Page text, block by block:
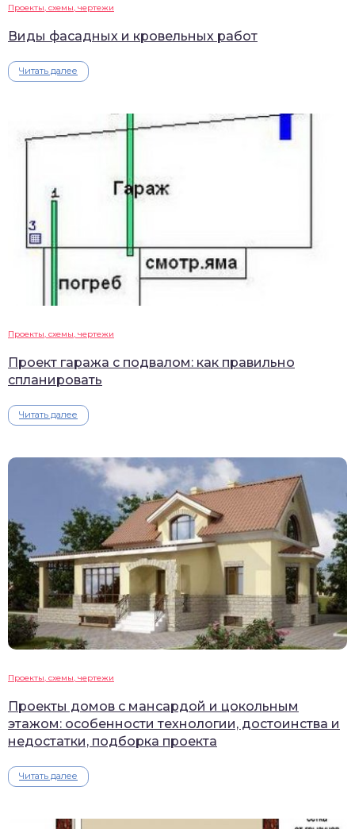
Проекты, схемы, чертежи
Виды фасадных и кровельных работ
Читать далее
Проекты, схемы, чертежи
Проект гаража с подвалом: как правильно
спланировать
Читать далее
Проекты, схемы, чертежи
Проекты домов с мансардой и цокольным
этажом: особенности технологии, достоинства и
недостатки, подборка проекта
Читать далее